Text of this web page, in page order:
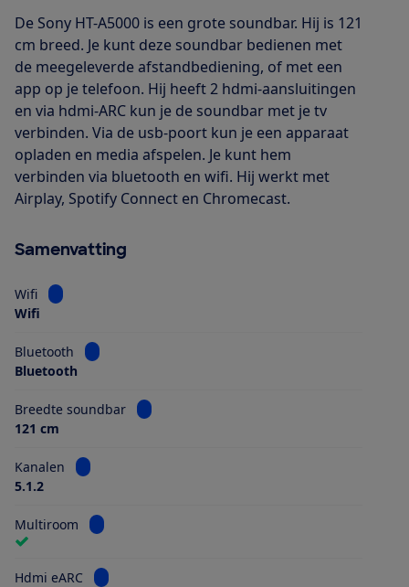
De Sony HT-A5000 is een grote soundbar. Hij is 121
cm breed. Je kunt deze soundbar bedienen met
de meegeleverde afstandbediening, of met een
app op je telefoon. Hij heeft 2 hdmi-aansluitingen
en via hdmi-ARC kun je de soundbar met je tv
verbinden. Via de usb-poort kun je een apparaat
opladen en media afspelen. Je kunt hem
verbinden via bluetooth en wifi. Hij werkt met
Airplay, Spotify Connect en Chromecast.
Samenvatting
Wifi
Bekijk informatie voor Wifi
Wifi
Bluetooth
Bekijk informatie voor Bluetooth
Bluetooth
Breedte soundbar
Bekijk informatie voor Breedte soundbar
121 cm
Kanalen
Bekijk informatie voor Kanalen
5.1.2
Multiroom Bekijk informatie voor Multiroom
Hdmi eARC Bekijk informatie voor Hdmi eARC